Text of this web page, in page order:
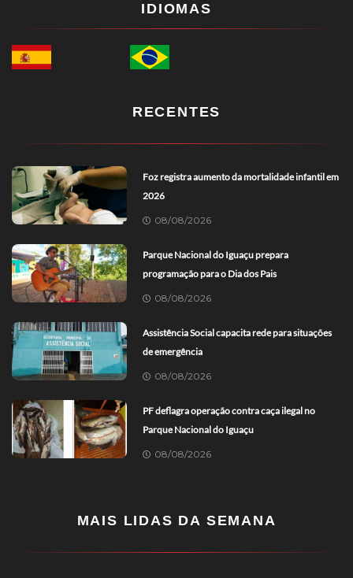
IDIOMAS
RECENTES
Foz registra aumento da mortalidade infantil em
2026
08/08/2026
Parque Nacional do Iguaçu prepara
programação para o Dia dos Pais
08/08/2026
Assistência Social capacita rede para situações
de emergência
08/08/2026
PF deflagra operação contra caça ilegal no
Parque Nacional do Iguaçu
08/08/2026
MAIS LIDAS DA SEMANA